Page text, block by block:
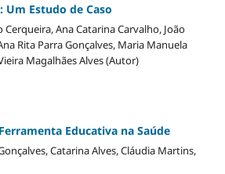
Um Estudo de Caso
Ana Catarina Carvalho, João
Rita Parra Gonçalves, Maria Manuela
Magalhães Alves (Autor)
Educativa na Saúde
Catarina Alves, Cláudia Martins,